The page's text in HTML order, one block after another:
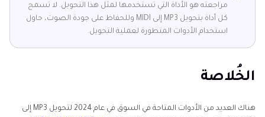
مراجعته هو الأداة التي تستخدمها لمثل هذا التحويل. لا تسمح
كل أداة بتحويل MP3 إلى MIDI وللحفاظ على جودة الصوت، حاول
استخدام الأدوات المتطورة لعملية التحويل.
الخُلاصة
هناك العديد من الأدوات المتاحة في السوق في عام 2024 لتحويل MP3 إلى